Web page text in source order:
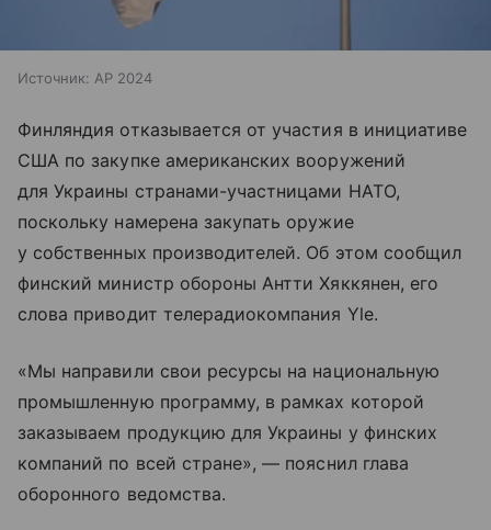
Источник: AP 2024
Финляндия отказывается от участия в инициативе
США по закупке американских вооружений
для Украины странами-участницами НАТО,
поскольку намерена закупать оружие
у собственных производителей. Об этом сообщил
финский министр обороны Антти Хяккянен, его
слова приводит телерадиокомпания Yle.
«Мы направили свои ресурсы на национальную
промышленную программу, в рамках которой
заказываем продукцию для Украины у финских
компаний по всей стране», — пояснил глава
оборонного ведомства.